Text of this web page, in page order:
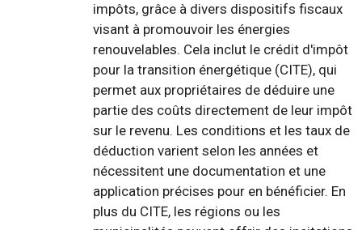
impôts, grâce à divers dispositifs fiscaux
visant à promouvoir les énergies
renouvelables. Cela inclut le crédit d'impôt
pour la transition énergétique (CITE), qui
permet aux propriétaires de déduire une
partie des coûts directement de leur impôt
sur le revenu. Les conditions et les taux de
déduction varient selon les années et
nécessitent une documentation et une
application précises pour en bénéficier. En
plus du CITE, les régions ou les